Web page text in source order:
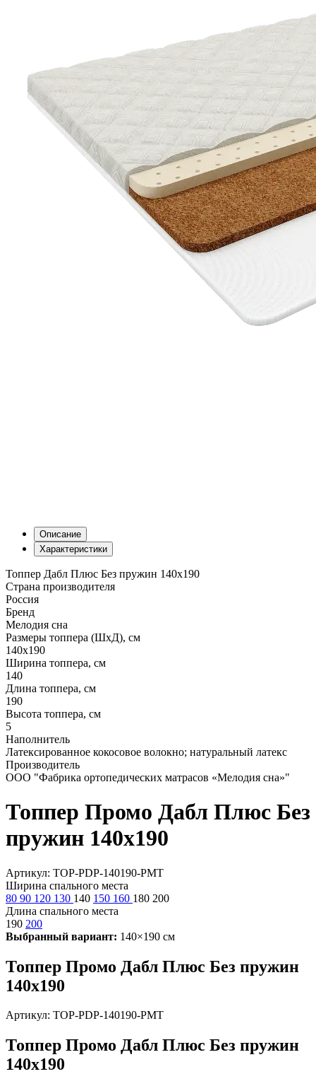
Описание
Характеристики
Топпер Дабл Плюс Без пружин 140х190
Страна производителя
Россия
Бренд
Мелодия сна
Размеры топпера (ШхД), см
140х190
Ширина топпера, см
140
Длина топпера, см
190
Высота топпера, см
5
Наполнитель
Латексированное кокосовое волокно; натуральный латекс
Производитель
ООО "Фабрика ортопедических матрасов «Мелодия сна»"
Топпер Промо Дабл Плюс Без
пружин 140х190
Артикул: TOP-PDP-140190-PMT
Ширина спального места
80 90 120 130 140 150 160 180 200
Длина спального места
190 200
Выбранный вариант: 140×190 см
Топпер Промо Дабл Плюс Без пружин
140х190
Артикул: TOP-PDP-140190-PMT
Топпер Промо Дабл Плюс Без пружин
140х190